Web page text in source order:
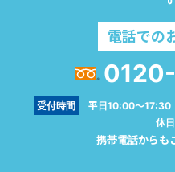
電話での
受付時間
平日10:00～17:30
休
携帯電話からも